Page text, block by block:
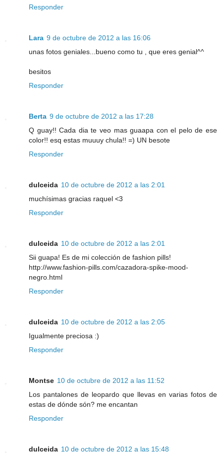
Responder
Lara 9 de octubre de 2012 a las 16:06
unas fotos geniales...bueno como tu , que eres genial^^
besitos
Responder
Berta 9 de octubre de 2012 a las 17:28
Q guay!! Cada dia te veo mas guaapa con el pelo de ese
color!! esq estas muuuy chula!! =) UN besote
Responder
dulceida 10 de octubre de 2012 a las 2:01
muchísimas gracias raquel <3
Responder
dulceida 10 de octubre de 2012 a las 2:01
Sii guapa! Es de mi colección de fashion pills!
http://www.fashion-pills.com/cazadora-spike-mood-
negro.html
Responder
dulceida 10 de octubre de 2012 a las 2:05
Igualmente preciosa :)
Responder
Montse 10 de octubre de 2012 a las 11:52
Los pantalones de leopardo que llevas en varias fotos de
estas de dónde són? me encantan
Responder
dulceida 10 de octubre de 2012 a las 15:48